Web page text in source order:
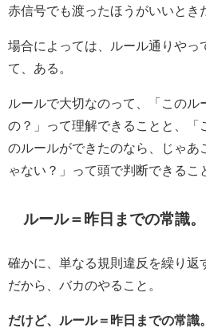
赤信号でも渡ったほうがいいとき
場合によっては、ルール通りやっ
て、ある。
ルールで大切なのって、「このル
の？」って理解できることと、「
のルールができたのなら、じゃあ
ゃない？」って頭で判断できるこ
ルール＝昨日までの常識。
確かに、単なる規則違反を繰り
だから、バカのやること。
だけど、ルール＝昨日までの常識。